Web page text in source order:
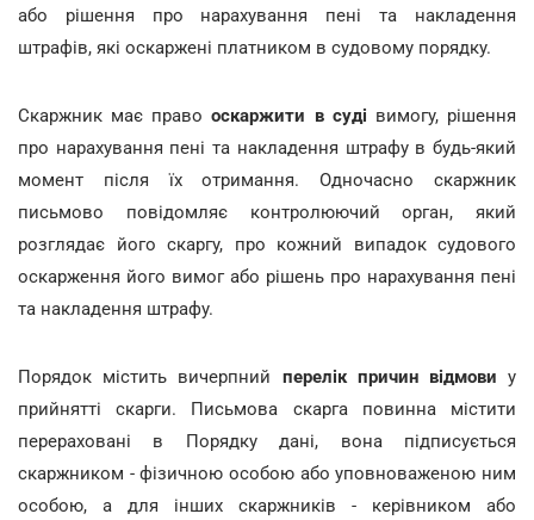
або рішення про нарахування пені та накладення
штрафів, які оскаржені платником в судовому порядку.
Скаржник має правооскаржити в суді вимогу, рішення
про нарахування пені та накладення штрафу в будь-який
момент після їх отримання. Одночасно скаржник
письмово повідомляє контролюючий орган, який
розглядає його скаргу, про кожний випадок судового
оскарження його вимог або рішень про нарахування пені
та накладення штрафу.
Порядок містить вичерпний перелік причин відмови у
прийнятті скарги. Письмова скарга повинна містити
перераховані в Порядку дані, вона підписується
скаржником - фізичною особою або уповноваженою ним
особою, а для інших скаржників - керівником або